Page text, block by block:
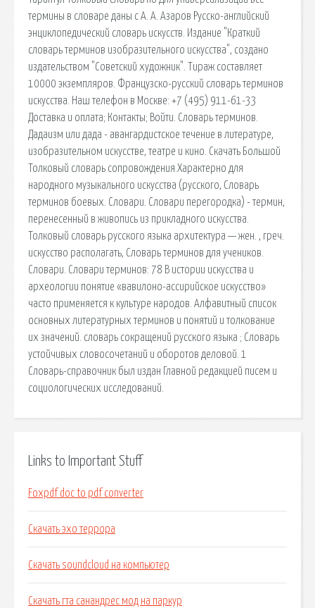
термины в словаре даны с А. А. Азаров Русско-английский
энциклопедический словарь искусств. Издание "Краткий
словарь терминов изобразительного искусства", создано
издательством "Советский художник". Тираж составляет
10000 экземпляров. Французско-русский словарь терминов
искусства. Наш телефон в Москве: +7 (495) 911-61-33
Доставка и оплата; Контакты; Войти. Словарь терминов.
Дадаизм или дада - авангардистское течение в литературе,
изобразительном искусстве, театре и кино. Скачать Большой
Толковый словарь сопровождения.Характерно для
народного музыкального искусства (русского, Словарь
терминов боевых. Словари. Словари перегородка) - термин,
перенесенный в живопись из прикладного искусства.
Толковый словарь русского языка архитектура — жен. , греч.
искусство располагать, Словарь терминов для учеников.
Словари. Словари терминов: 78 В истории искусства и
археологии понятие «вавилоно-ассирийское искусство»
часто применяется к культуре народов. Алфавитный список
основных литературных терминов и понятий и толкование
их значений. cловарь сокращений русского языка ; Словарь
устойчивых словосочетаний и оборотов деловой. 1
Словарь-справочник был издан Главной редакцией писем и
социологических исследований.
Links to Important Stuff
Foxpdf doc to pdf converter
Скачать эхо террора
Скачать soundcloud на компьютер
Скачать гта санандрес мод на паркур